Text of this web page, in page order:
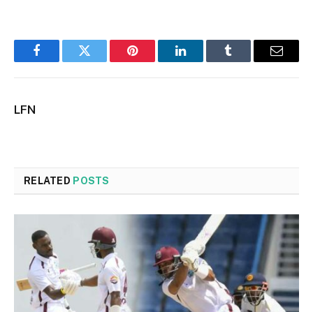
FacebookTwitter Pinterest LinkedInTumblr Email
LFN
RELATED POSTS